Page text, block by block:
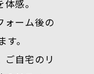
感。
ォーム後の
。
ご自宅のリ